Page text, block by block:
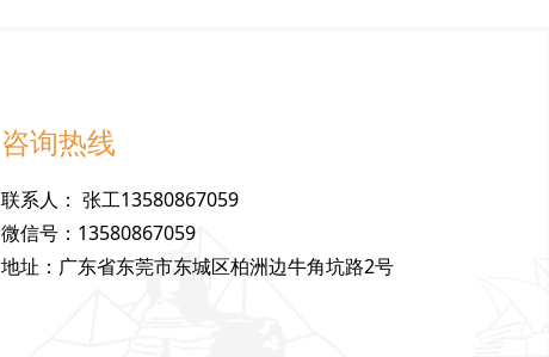
咨询热线
联系人 ：张工13580867059
微信号 ： 13580867059
地址 ： 广东省东莞市东城区柏洲边牛角坑路2号